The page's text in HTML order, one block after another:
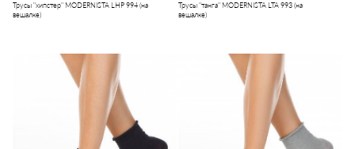
Трусы "хипстер" MODERNISTA LHP 994 (на
вешалке)
Трусы "танга" MODERNISTA LTA 993 (на
вешалке)